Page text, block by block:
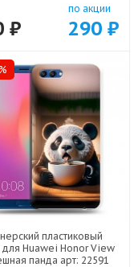
₽
по акции
290 ₽
пластиковый
Huawei Honor View
панда арт: 22591